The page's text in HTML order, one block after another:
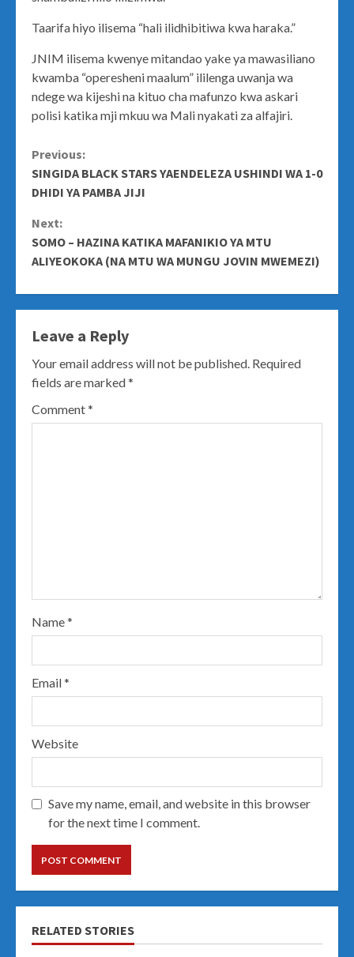
Taarifa hiyo ilisema “hali ilidhibitiwa kwa haraka.”
JNIM ilisema kwenye mitandao yake ya mawasiliano
kwamba “operesheni maalum” ililenga uwanja wa
ndege wa kijeshi na kituo cha mafunzo kwa askari
polisi katika mji mkuu wa Mali nyakati za alfajiri.
Continue
Reading
Previous:
SINGIDA BLACK STARS YAENDELEZA USHINDI WA 1-0
DHIDI YA PAMBA JIJI
Next:
SOMO – HAZINA KATIKA MAFANIKIO YA MTU
ALIYEOKOKA (NA MTU WA MUNGU JOVIN MWEMEZI)
Leave a Reply
Your email address will not be published. Required
fields are marked*
Comment*
Name*
Email*
Website
Save my name, email, and website in this browser
for the next time I comment.
RELATED STORIES